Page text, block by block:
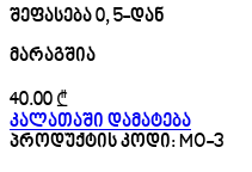
შეფასება0, 5-დან
მარაგშია
40.00₾
კალათაში დამატება
პროდუქტის კოდი:MO-3